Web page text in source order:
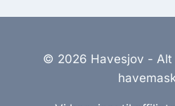
© 2026 Havesjov - Alt